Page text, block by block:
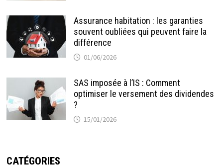
Assurance habitation : les garanties
souvent oubliées qui peuvent faire la
différence
01/06/2026
SAS imposée à l’IS : Comment
optimiser le versement des dividendes
?
15/01/2026
CATÉGORIES